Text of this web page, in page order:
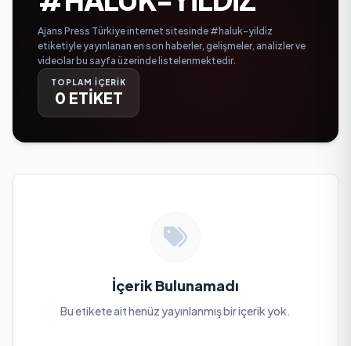
Ajans Press Türkiye internet sitesinde #haluk-yildiz
etiketiyle yayınlanan en son haberler, gelişmeler, analizler ve
videolar bu sayfa üzerinde listelenmektedir.
TOPLAM İÇERİK
0 ETİKET
İçerik Bulunamadı
Bu etikete ait henüz yayınlanmış bir içerik yok.